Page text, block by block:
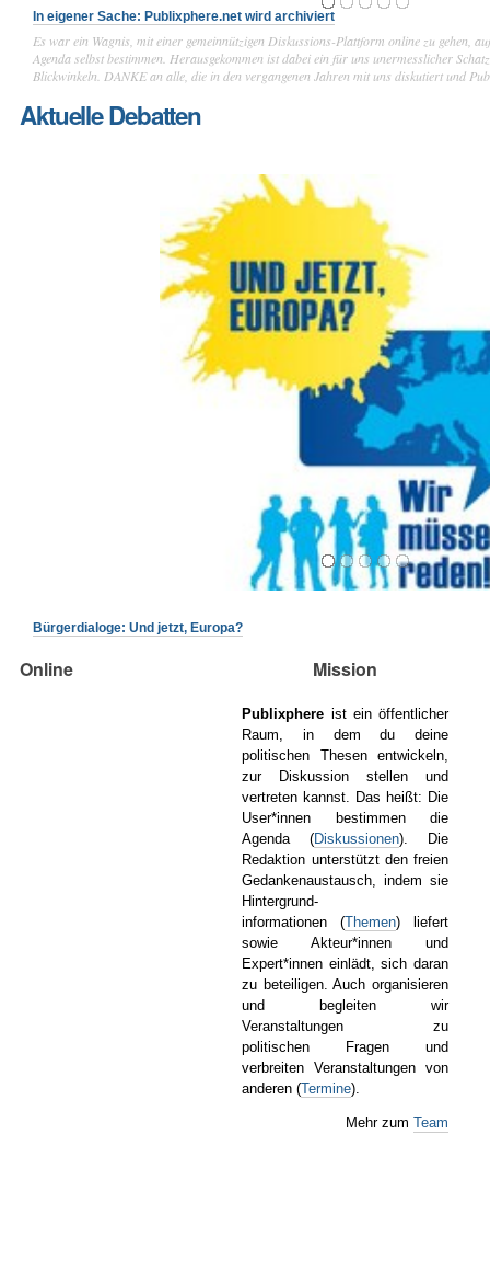
1/ 5
In eigener Sache: Publixphere.net wird archiviert
Es war ein Wagnis, mit einer gemeinnützigen Diskussions-Plattform online zu gehen,
Agenda selbst bestimmen. Herausgekommen ist dabei ein für uns unermesslicher
Blickwinkeln. DANKE an alle, die in den vergangenen Jahren mit uns diskutiert und
Aktuelle Debatten
Bürgerdialoge: Und jetzt, Europa?
Online Mission
Publixphere ist ein öffentlicher
Raum, in dem du deine
politischen Thesen entwickeln,
zur Diskussion stellen und
vertreten kannst. Das heißt: Die
User*innen bestimmen die
Agenda (Diskussionen). Die
Redaktion unterstützt den freien
Gedankenaustausch, indem sie
Hintergrund-
informationen (Themen) liefert
sowie Akteur*innen und
Expert*innen einlädt, sich daran
zu beteiligen. Auch organisieren
und begleiten wir
Veranstaltungen zu
politischen Fragen und
verbreiten Veranstaltungen von
anderen (Termine).
Mehr zum Team